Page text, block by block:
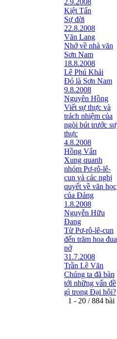
2.9.2008
Kiệt Tấn
Sự đời
22.8.2008
Văn Lang
Nhớ về nhà văn
Sơn Nam
18.8.2008
Lê Phú Khải
Đó là Sơn Nam
9.8.2008
Nguyên Hồng
Viết sự thực và
trách nhiệm của
ngòi bút trước sự
thực
4.8.2008
Hồng Vân
Xung quanh
nhóm Pơ-rô-lê-
cun và các nghị
quyết về văn học
của Đảng
1.8.2008
Nguyễn Hữu
Đang
Từ Pơ-rô-lê-cun
đến trăm hoa đua
nở
31.7.2008
Trần Lê Văn
Chúng ta đã bàn
tới những vấn đề
gì trong Đại hội?
1 - 20 / 884 bài